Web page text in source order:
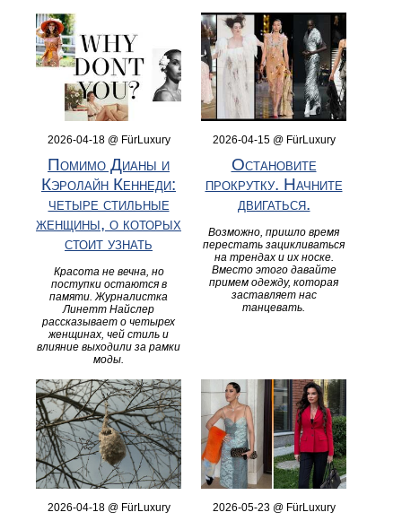
2026-04-18 @ FürLuxury
Помимо Дианы и
Кэролайн Кеннеди:
четыре стильные
женщины, о которых
стоит узнать
Красота не вечна, но
поступки остаются в
памяти. Журналистка
Линетт Найслер
рассказывает о четырех
женщинах, чей стиль и
влияние выходили за рамки
моды.
2026-04-15 @ FürLuxury
Остановите
прокрутку. Начните
двигаться.
Возможно, пришло время
перестать зацикливаться
на трендах и их носке.
Вместо этого давайте
примем одежду, которая
заставляет нас
танцевать.
2026-04-18 @ FürLuxury 2026-05-23 @ FürLuxury